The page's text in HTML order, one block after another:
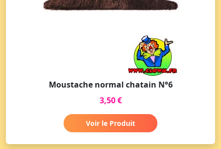
Moustache normal chatain N°6
3,50 €
Voir le Produit